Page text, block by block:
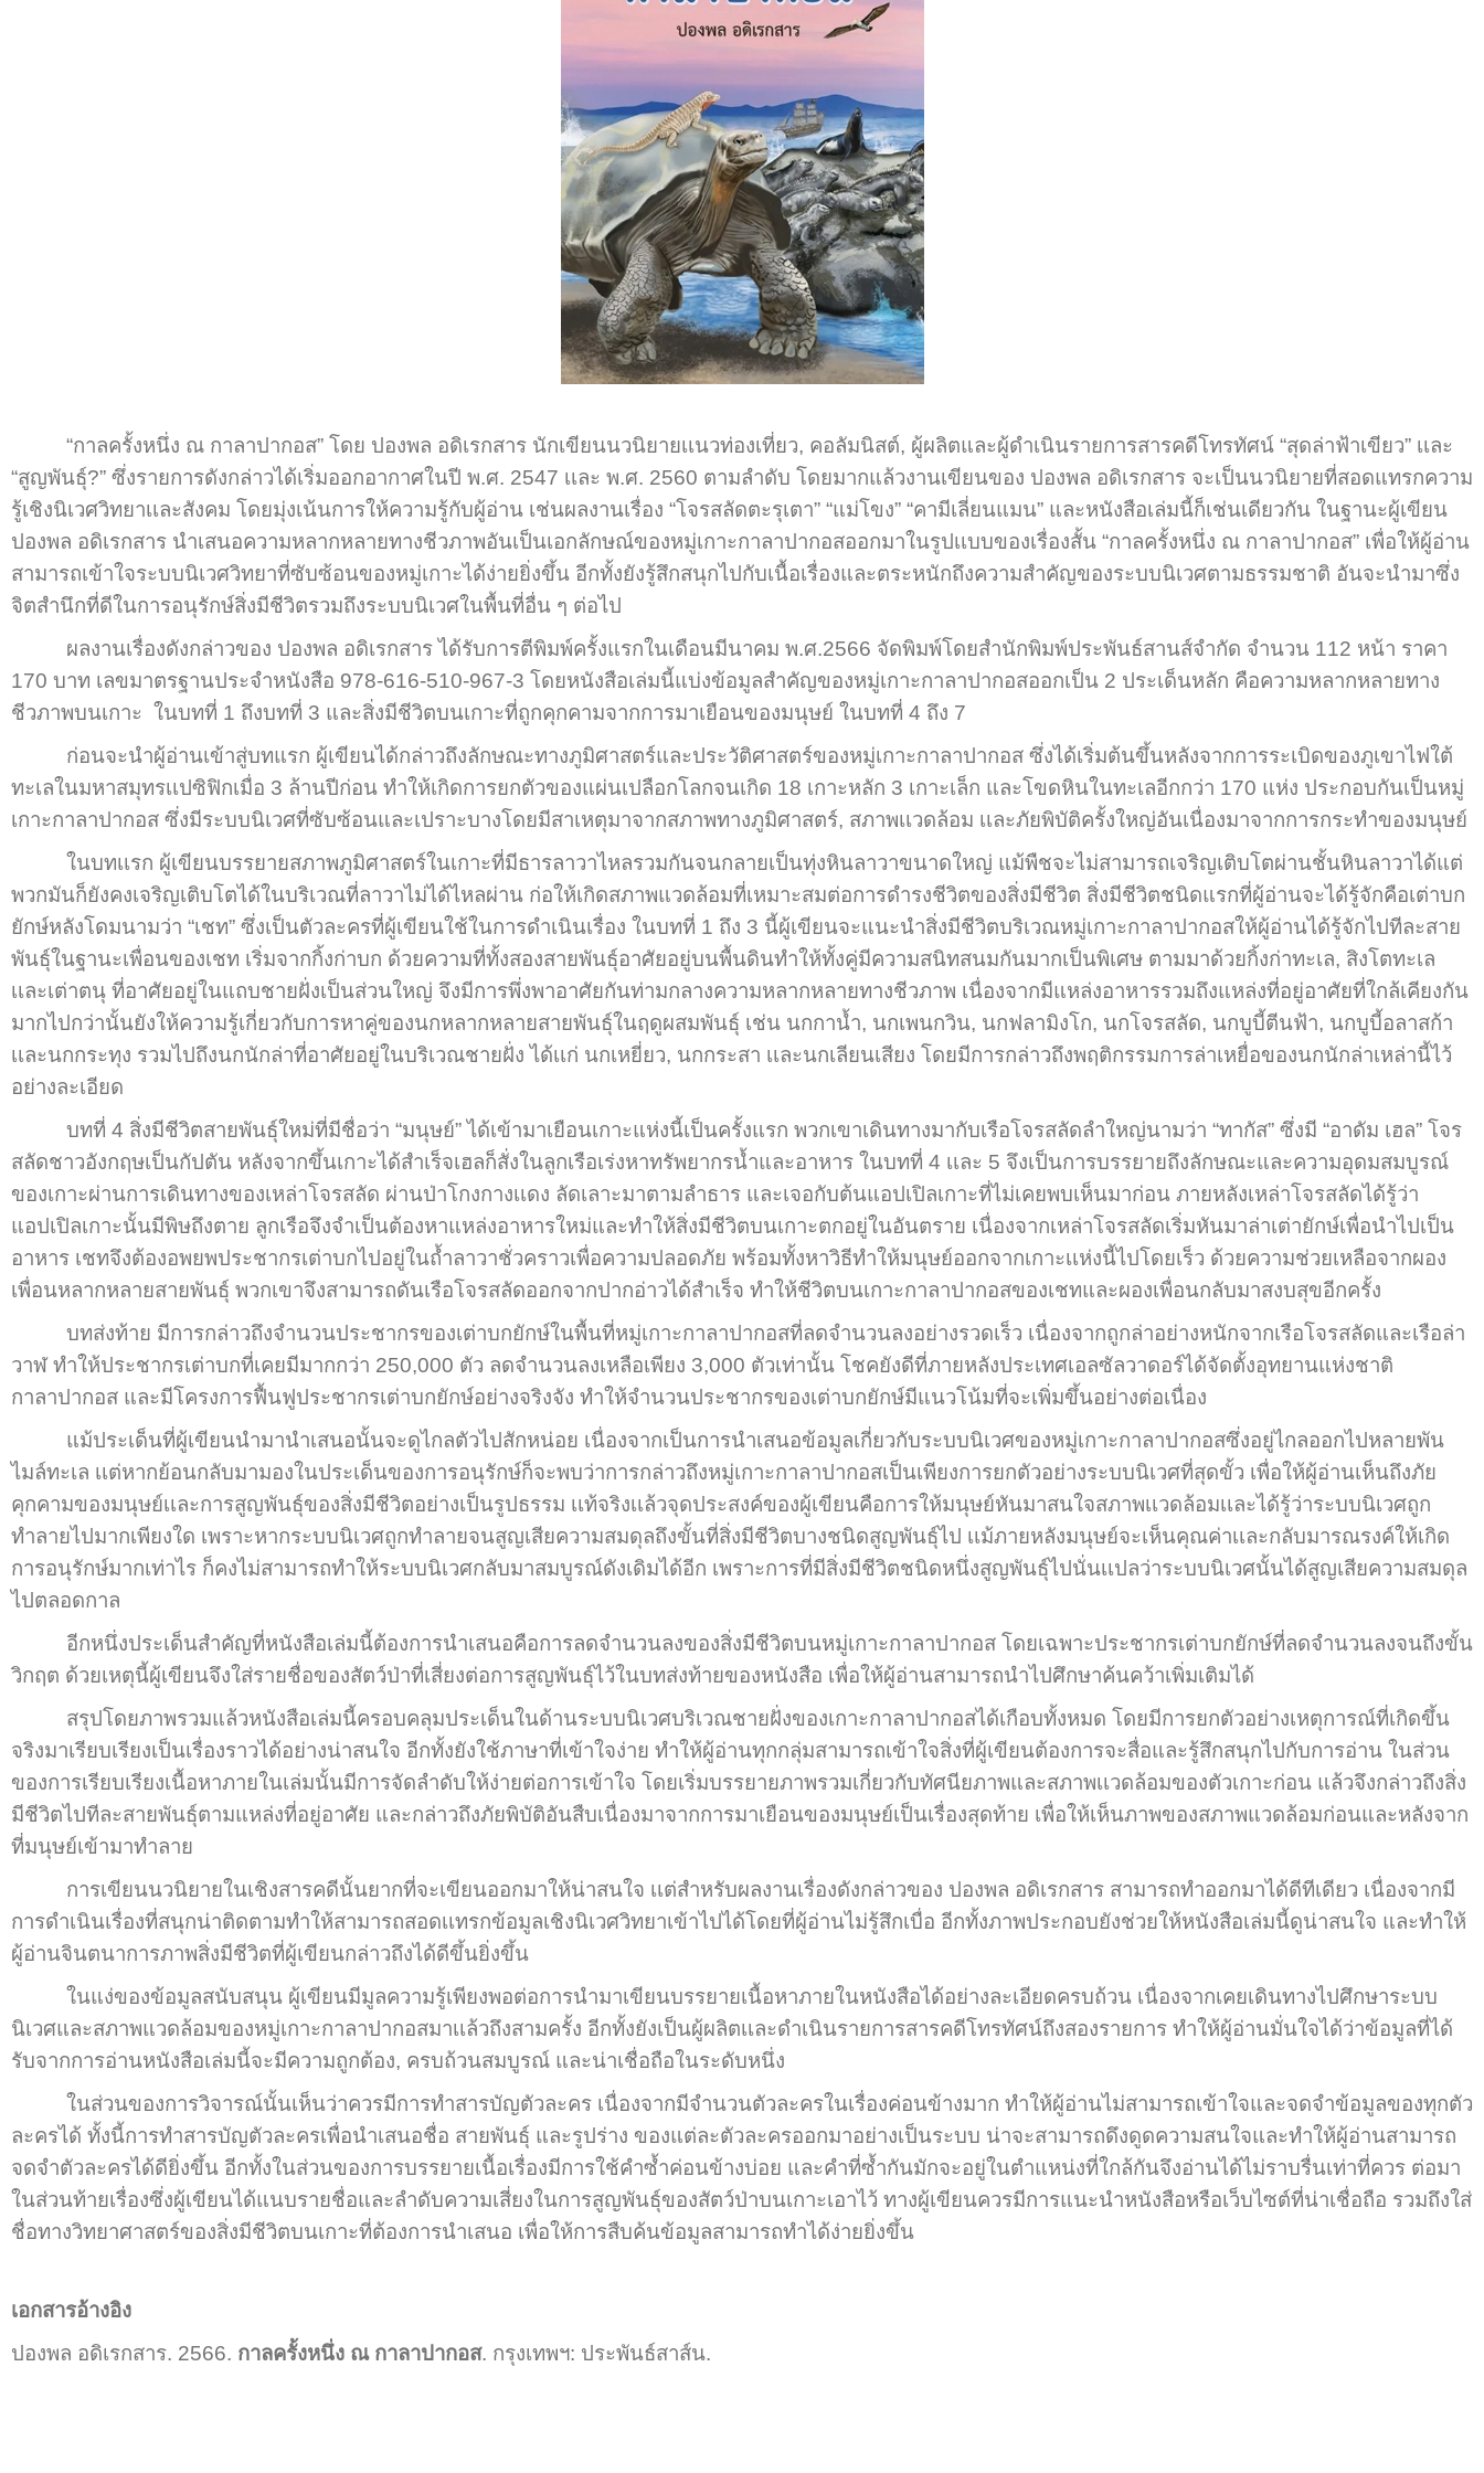
“กาลครั้งหนึ่ง ณ กาลาปากอส” โดย ปองพล อดิเรกสาร นักเขียนนวนิยายเเนวท่องเที่ยว, คอลัมนิสต์, ผู้ผลิตและผู้ดำเนินรายการสารคดีโทรทัศน์ “สุดล่าฟ้าเขียว” เเละ
“สูญพันธุ์?” ซึ่งรายการดังกล่าวได้เริ่มออกอากาศในปี พ.ศ. 2547 เเละ พ.ศ. 2560 ตามลำดับ โดยมากแล้วงานเขียนของ ปองพล อดิเรกสาร จะเป็นนวนิยายที่สอดแทรกความ
รู้เชิงนิเวศวิทยาเเละสังคม โดยมุ่งเน้นการให้ความรู้กับผู้อ่าน เช่นผลงานเรื่อง “โจรสลัดตะรุเตา” “แม่โขง” “คามีเลี่ยนแมน” และหนังสือเล่มนี้ก็เช่นเดียวกัน ในฐานะผู้เขียน
ปองพล อดิเรกสาร นำเสนอความหลากหลายทางชีวภาพอันเป็นเอกลักษณ์ของหมู่เกาะกาลาปากอสออกมาในรูปเเบบของเรื่องสั้น “กาลครั้งหนึ่ง ณ กาลาปากอส” เพื่อให้ผู้อ่าน
สามารถเข้าใจระบบนิเวศวิทยาที่ซับซ้อนของหมู่เกาะได้ง่ายยิ่งขึ้น อีกทั้งยังรู้สึกสนุกไปกับเนื้อเรื่องและตระหนักถึงความสำคัญของระบบนิเวศตามธรรมชาติ อันจะนำมาซึ่ง
จิตสำนึกที่ดีในการอนุรักษ์สิ่งมีชีวิตรวมถึงระบบนิเวศในพื้นที่อื่น ๆ ต่อไป
ผลงานเรื่องดังกล่าวของ ปองพล อดิเรกสาร ได้รับการตีพิมพ์ครั้งแรกในเดือนมีนาคม พ.ศ.2566 จัดพิมพ์โดยสำนักพิมพ์ประพันธ์สานส์จำกัด จำนวน 112 หน้า ราคา
170 บาท เลขมาตรฐานประจำหนังสือ 978-616-510-967-3 โดยหนังสือเล่มนี้แบ่งข้อมูลสำคัญของหมู่เกาะกาลาปากอสออกเป็น 2 ประเด็นหลัก คือความหลากหลายทาง
ชีวภาพบนเกาะ ในบทที่ 1 ถึงบทที่ 3 และสิ่งมีชีวิตบนเกาะที่ถูกคุกคามจากการมาเยือนของมนุษย์ ในบทที่ 4 ถึง 7
ก่อนจะนำผู้อ่านเข้าสู่บทแรก ผู้เขียนได้กล่าวถึงลักษณะทางภูมิศาสตร์และประวัติศาสตร์ของหมู่เกาะกาลาปากอส ซึ่งได้เริ่มต้นขึ้นหลังจากการระเบิดของภูเขาไฟใต้
ทะเลในมหาสมุทรเเปซิฟิกเมื่อ 3 ล้านปีก่อน ทำให้เกิดการยกตัวของแผ่นเปลือกโลกจนเกิด 18 เกาะหลัก 3 เกาะเล็ก และโขดหินในทะเลอีกกว่า 170 แห่ง ประกอบกันเป็นหมู่
เกาะกาลาปากอส ซึ่งมีระบบนิเวศที่ซับซ้อนและเปราะบางโดยมีสาเหตุมาจากสภาพทางภูมิศาสตร์, สภาพเเวดล้อม เเละภัยพิบัติครั้งใหญ่อันเนื่องมาจากการกระทำของมนุษย์
ในบทเเรก ผู้เขียนบรรยายสภาพภูมิศาสตร์ในเกาะที่มีธารลาวาไหลรวมกันจนกลายเป็นทุ่งหินลาวาขนาดใหญ่ แม้พืชจะไม่สามารถเจริญเติบโตผ่านชั้นหินลาวาได้แต่
พวกมันก็ยังคงเจริญเติบโตได้ในบริเวณที่ลาวาไม่ได้ไหลผ่าน ก่อให้เกิดสภาพแวดล้อมที่เหมาะสมต่อการดำรงชีวิตของสิ่งมีชีวิต สิ่งมีชีวิตชนิดแรกที่ผู้อ่านจะได้รู้จักคือเต่าบก
ยักษ์หลังโดมนามว่า “เชท” ซึ่งเป็นตัวละครที่ผู้เขียนใช้ในการดำเนินเรื่อง ในบทที่ 1 ถึง 3 นี้ผู้เขียนจะแนะนำสิ่งมีชีวิตบริเวณหมู่เกาะกาลาปากอสให้ผู้อ่านได้รู้จักไปทีละสาย
พันธุ์ในฐานะเพื่อนของเชท เริ่มจากกิ้งก่าบก ด้วยความที่ทั้งสองสายพันธุ์อาศัยอยู่บนพื้นดินทำให้ทั้งคู่มีความสนิทสนมกันมากเป็นพิเศษ ตามมาด้วยกิ้งก่าทะเล, สิงโตทะเล
เเละเต่าตนุ ที่อาศัยอยู่ในแถบชายฝั่งเป็นส่วนใหญ่ จึงมีการพึ่งพาอาศัยกันท่ามกลางความหลากหลายทางชีวภาพ เนื่องจากมีแหล่งอาหารรวมถึงแหล่งที่อยู่อาศัยที่ใกล้เคียงกัน
มากไปกว่านั้นยังให้ความรู้เกี่ยวกับการหาคู่ของนกหลากหลายสายพันธุ์ในฤดูผสมพันธุ์ เช่น นกกาน้ำ, นกเพนกวิน, นกฟลามิงโก, นกโจรสลัด, นกบูบี้ตีนฟ้า, นกบูบี้อลาสก้า
เเละนกกระทุง รวมไปถึงนกนักล่าที่อาศัยอยู่ในบริเวณชายฝั่ง ได้เเก่ นกเหยี่ยว, นกกระสา เเละนกเลียนเสียง โดยมีการกล่าวถึงพฤติกรรมการล่าเหยื่อของนกนักล่าเหล่านี้ไว้
อย่างละเอียด
บทที่ 4 สิ่งมีชีวิตสายพันธุ์ใหม่ที่มีชื่อว่า “มนุษย์” ได้เข้ามาเยือนเกาะแห่งนี้เป็นครั้งแรก พวกเขาเดินทางมากับเรือโจรสลัดลำใหญ่นามว่า “ทากัส” ซึ่งมี “อาดัม เฮล” โจร
สลัดชาวอังกฤษเป็นกัปตัน หลังจากขึ้นเกาะได้สำเร็จเฮลก็สั่งในลูกเรือเร่งหาทรัพยากรน้ำและอาหาร ในบทที่ 4 เเละ 5 จึงเป็นการบรรยายถึงลักษณะและความอุดมสมบูรณ์
ของเกาะผ่านการเดินทางของเหล่าโจรสลัด ผ่านป่าโกงกางเเดง ลัดเลาะมาตามลำธาร และเจอกับต้นแอปเปิลเกาะที่ไม่เคยพบเห็นมาก่อน ภายหลังเหล่าโจรสลัดได้รู้ว่า
แอปเปิลเกาะนั้นมีพิษถึงตาย ลูกเรือจึงจำเป็นต้องหาแหล่งอาหารใหม่และทำให้สิ่งมีชีวิตบนเกาะตกอยู่ในอันตราย เนื่องจากเหล่าโจรสลัดเริ่มหันมาล่าเต่ายักษ์เพื่อนำไปเป็น
อาหาร เชทจึงต้องอพยพประชากรเต่าบกไปอยู่ในถ้ำลาวาชั่วคราวเพื่อความปลอดภัย พร้อมทั้งหาวิธีทำให้มนุษย์ออกจากเกาะเเห่งนี้ไปโดยเร็ว ด้วยความช่วยเหลือจากผอง
เพื่อนหลากหลายสายพันธุ์ พวกเขาจึงสามารถดันเรือโจรสลัดออกจากปากอ่าวได้สำเร็จ ทำให้ชีวิตบนเกาะกาลาปากอสของเชทและผองเพื่อนกลับมาสงบสุขอีกครั้ง
บทส่งท้าย มีการกล่าวถึงจำนวนประชากรของเต่าบกยักษ์ในพื้นที่หมู่เกาะกาลาปากอสที่ลดจำนวนลงอย่างรวดเร็ว เนื่องจากถูกล่าอย่างหนักจากเรือโจรสลัดและเรือล่า
วาฬ ทำให้ประชากรเต่าบกที่เคยมีมากกว่า 250,000 ตัว ลดจำนวนลงเหลือเพียง 3,000 ตัวเท่านั้น โชคยังดีที่ภายหลังประเทศเอลซัลวาดอร์ได้จัดตั้งอุทยานแห่งชาติ
กาลาปากอส และมีโครงการฟื้นฟูประชากรเต่าบกยักษ์อย่างจริงจัง ทำให้จำนวนประชากรของเต่าบกยักษ์มีแนวโน้มที่จะเพิ่มขึ้นอย่างต่อเนื่อง
แม้ประเด็นที่ผู้เขียนนำมานำเสนอนั้นจะดูไกลตัวไปสักหน่อย เนื่องจากเป็นการนำเสนอข้อมูลเกี่ยวกับระบบนิเวศของหมู่เกาะกาลาปากอสซึ่งอยู่ไกลออกไปหลายพัน
ไมล์ทะเล เเต่หากย้อนกลับมามองในประเด็นของการอนุรักษ์ก็จะพบว่าการกล่าวถึงหมู่เกาะกาลาปากอสเป็นเพียงการยกตัวอย่างระบบนิเวศที่สุดขั้ว เพื่อให้ผู้อ่านเห็นถึงภัย
คุกคามของมนุษย์เเละการสูญพันธุ์ของสิ่งมีชีวิตอย่างเป็นรูปธรรม เเท้จริงเเล้วจุดประสงค์ของผู้เขียนคือการให้มนุษย์หันมาสนใจสภาพเเวดล้อมเเละได้รู้ว่าระบบนิเวศถูก
ทำลายไปมากเพียงใด เพราะหากระบบนิเวศถูกทำลายจนสูญเสียความสมดุลถึงขั้นที่สิ่งมีชีวิตบางชนิดสูญพันธุ์ไป เเม้ภายหลังมนุษย์จะเห็นคุณค่าเเละกลับมารณรงค์ให้เกิด
การอนุรักษ์มากเท่าไร ก็คงไม่สามารถทำให้ระบบนิเวศกลับมาสมบูรณ์ดังเดิมได้อีก เพราะการที่มีสิ่งมีชีวิตชนิดหนึ่งสูญพันธุ์ไปนั่นเเปลว่าระบบนิเวศนั้นได้สูญเสียความสมดุล
ไปตลอดกาล
อีกหนึ่งประเด็นสำคัญที่หนังสือเล่มนี้ต้องการนำเสนอคือการลดจำนวนลงของสิ่งมีชีวิตบนหมู่เกาะกาลาปากอส โดยเฉพาะประชากรเต่าบกยักษ์ที่ลดจำนวนลงจนถึงขั้น
วิกฤต ด้วยเหตุนี้ผู้เขียนจึงใส่รายชื่อของสัตว์ป่าที่เสี่ยงต่อการสูญพันธุ์ไว้ในบทส่งท้ายของหนังสือ เพื่อให้ผู้อ่านสามารถนำไปศึกษาค้นคว้าเพิ่มเติมได้
สรุปโดยภาพรวมแล้วหนังสือเล่มนี้ครอบคลุมประเด็นในด้านระบบนิเวศบริเวณชายฝั่งของเกาะกาลาปากอสได้เกือบทั้งหมด โดยมีการยกตัวอย่างเหตุการณ์ที่เกิดขึ้น
จริงมาเรียบเรียงเป็นเรื่องราวได้อย่างน่าสนใจ อีกทั้งยังใช้ภาษาที่เข้าใจง่าย ทำให้ผู้อ่านทุกกลุ่มสามารถเข้าใจสิ่งที่ผู้เขียนต้องการจะสื่อและรู้สึกสนุกไปกับการอ่าน ในส่วน
ของการเรียบเรียงเนื้อหาภายในเล่มนั้นมีการจัดลำดับให้ง่ายต่อการเข้าใจ โดยเริ่มบรรยายภาพรวมเกี่ยวกับทัศนียภาพและสภาพเเวดล้อมของตัวเกาะก่อน แล้วจึงกล่าวถึงสิ่ง
มีชีวิตไปทีละสายพันธุ์ตามแหล่งที่อยู่อาศัย และกล่าวถึงภัยพิบัติอันสืบเนื่องมาจากการมาเยือนของมนุษย์เป็นเรื่องสุดท้าย เพื่อให้เห็นภาพของสภาพแวดล้อมก่อนและหลังจาก
ที่มนุษย์เข้ามาทำลาย
การเขียนนวนิยายในเชิงสารคดีนั้นยากที่จะเขียนออกมาให้น่าสนใจ เเต่สำหรับผลงานเรื่องดังกล่าวของ ปองพล อดิเรกสาร สามารถทำออกมาได้ดีทีเดียว เนื่องจากมี
การดำเนินเรื่องที่สนุกน่าติดตามทำให้สามารถสอดเเทรกข้อมูลเชิงนิเวศวิทยาเข้าไปได้โดยที่ผู้อ่านไม่รู้สึกเบื่อ อีกทั้งภาพประกอบยังช่วยให้หนังสือเล่มนี้ดูน่าสนใจ และทำให้
ผู้อ่านจินตนาการภาพสิ่งมีชีวิตที่ผู้เขียนกล่าวถึงได้ดีขึ้นยิ่งขึ้น
ในแง่ของข้อมูลสนับสนุน ผู้เขียนมีมูลความรู้เพียงพอต่อการนำมาเขียนบรรยายเนื้อหาภายในหนังสือได้อย่างละเอียดครบถ้วน เนื่องจากเคยเดินทางไปศึกษาระบบ
นิเวศและสภาพแวดล้อมของหมู่เกาะกาลาปากอสมาเเล้วถึงสามครั้ง อีกทั้งยังเป็นผู้ผลิตเเละดำเนินรายการสารคดีโทรทัศน์ถึงสองรายการ ทำให้ผู้อ่านมั่นใจได้ว่าข้อมูลที่ได้
รับจากการอ่านหนังสือเล่มนี้จะมีความถูกต้อง, ครบถ้วนสมบูรณ์ และน่าเชื่อถือในระดับหนึ่ง
ในส่วนของการวิจารณ์นั้นเห็นว่าควรมีการทำสารบัญตัวละคร เนื่องจากมีจำนวนตัวละครในเรื่องค่อนข้างมาก ทำให้ผู้อ่านไม่สามารถเข้าใจและจดจำข้อมูลของทุกตัว
ละครได้ ทั้งนี้การทำสารบัญตัวละครเพื่อนำเสนอชื่อ สายพันธุ์ และรูปร่าง ของแต่ละตัวละครออกมาอย่างเป็นระบบ น่าจะสามารถดึงดูดความสนใจและทำให้ผู้อ่านสามารถ
จดจำตัวละครได้ดียิ่งขึ้น อีกทั้งในส่วนของการบรรยายเนื้อเรื่องมีการใช้คำซ้ำค่อนข้างบ่อย และคำที่ซ้ำกันมักจะอยู่ในตำแหน่งที่ใกล้กันจึงอ่านได้ไม่ราบรื่นเท่าที่ควร ต่อมา
ในส่วนท้ายเรื่องซึ่งผู้เขียนได้แนบรายชื่อและลำดับความเสี่ยงในการสูญพันธุ์ของสัตว์ป่าบนเกาะเอาไว้ ทางผู้เขียนควรมีการแนะนำหนังสือหรือเว็บไซต์ที่น่าเชื่อถือ รวมถึงใส่
ชื่อทางวิทยาศาสตร์ของสิ่งมีชีวิตบนเกาะที่ต้องการนำเสนอ เพื่อให้การสืบค้นข้อมูลสามารถทำได้ง่ายยิ่งขึ้น
เอกสารอ้างอิง
ปองพล อดิเรกสาร. 2566. กาลครั้งหนึ่ง ณ กาลาปากอส. กรุงเทพฯ: ประพันธ์สาส์น.